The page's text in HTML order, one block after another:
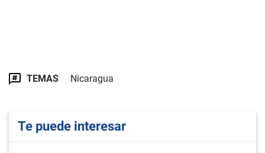
TEMAS Nicaragua
Te puede interesar